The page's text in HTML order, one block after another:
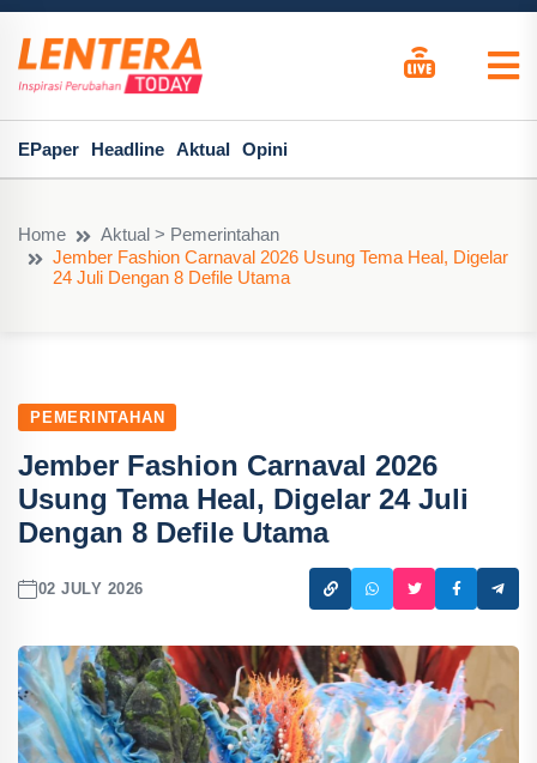
EPaper Headline Aktual Opini
Home
Aktual > Pemerintahan
Jember Fashion Carnaval 2026 Usung Tema Heal, Digelar
24 Juli Dengan 8 Defile Utama
PEMERINTAHAN
Jember Fashion Carnaval 2026
Usung Tema Heal, Digelar 24 Juli
Dengan 8 Defile Utama
02 JULY 2026